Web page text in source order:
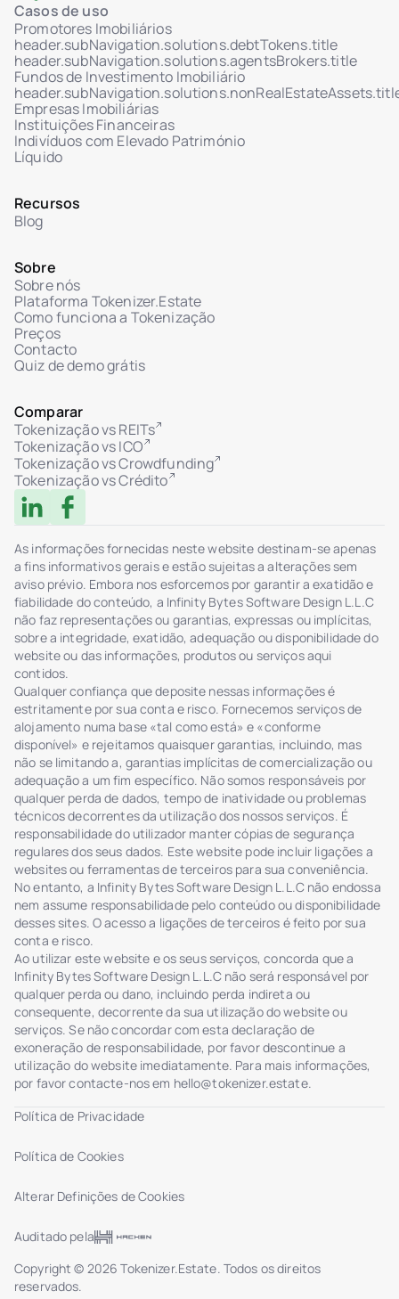
Casos de uso
Promotores Imobiliários
header.subNavigation.solutions.debtTokens.title
header.subNavigation.solutions.agentsBrokers.title
Fundos de Investimento Imobiliário
Empresas Imobiliárias
Instituições Financeiras
Indivíduos com Elevado Património
Líquido
Recursos
Blog
Sobre
Sobre nós
Plataforma Tokenizer.Estate
Como funciona a Tokenização
Preços
Contacto
Quiz de demo grátis
Comparar
Tokenização vs REITs
Tokenização vs ICO
Tokenização vs Crowdfunding
Tokenização vs Crédito
As informações fornecidas neste website destinam-se apenas
a fins informativos gerais e estão sujeitas a alterações sem
aviso prévio. Embora nos esforcemos por garantir a exatidão e
fiabilidade do conteúdo, a Infinity Bytes Software Design L.L.C
não faz representações ou garantias, expressas ou implícitas,
sobre a integridade, exatidão, adequação ou disponibilidade do
website ou das informações, produtos ou serviços aqui
contidos.
Qualquer confiança que deposite nessas informações é
estritamente por sua conta e risco. Fornecemos serviços de
alojamento numa base «tal como está» e «conforme
disponível» e rejeitamos quaisquer garantias, incluindo, mas
não se limitando a, garantias implícitas de comercialização ou
adequação a um fim específico. Não somos responsáveis por
qualquer perda de dados, tempo de inatividade ou problemas
técnicos decorrentes da utilização dos nossos serviços. É
responsabilidade do utilizador manter cópias de segurança
regulares dos seus dados. Este website pode incluir ligações a
websites ou ferramentas de terceiros para sua conveniência.
No entanto, a Infinity Bytes Software Design L.L.C não endossa
nem assume responsabilidade pelo conteúdo ou disponibilidade
desses sites. O acesso a ligações de terceiros é feito por sua
conta e risco.
Ao utilizar este website e os seus serviços, concorda que a
Infinity Bytes Software Design L.L.C não será responsável por
qualquer perda ou dano, incluindo perda indireta ou
consequente, decorrente da sua utilização do website ou
serviços. Se não concordar com esta declaração de
exoneração de responsabilidade, por favor descontinue a
utilização do website imediatamente. Para mais informações,
por favor contacte-nos em hello@tokenizer.estate.
Política de Privacidade
Política de Cookies
Alterar Definições de Cookies
Auditado pela
Copyright © 2026 Tokenizer.Estate. Todos os direitos
reservados.